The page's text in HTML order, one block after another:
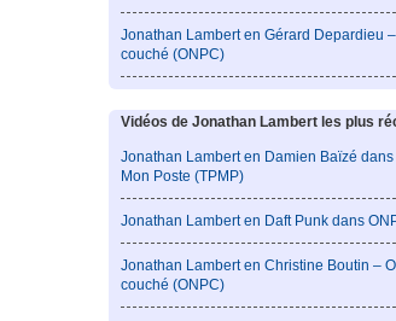
Jonathan Lambert en Gérard Depardieu –
couché (ONPC)
Vidéos de Jonathan Lambert les plus
Jonathan Lambert en Damien Baïzé
Mon Poste (TPMP)
Jonathan Lambert en Daft Punk dans
Jonathan Lambert en Christine Boutin –
couché (ONPC)